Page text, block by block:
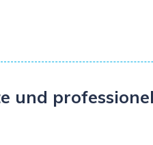
und